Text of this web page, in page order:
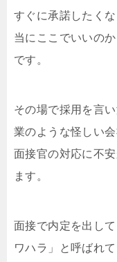
すぐに承諾したく
当にここでいいの
です。
その場で採用を言
業のような怪しい
面接官の対応に不
ます。
面接で内定を出し
ワハラ」と呼ばれ